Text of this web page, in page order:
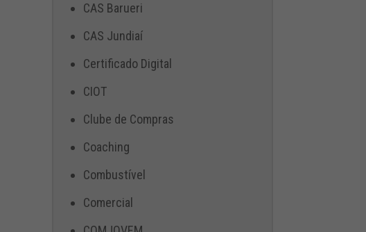
CAS Barueri
CAS Jundiaí
Certificado Digital
CIOT
Clube de Compras
Coaching
Combustível
Comercial